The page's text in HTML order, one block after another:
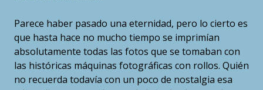
Parece haber pasado una eternidad, pero lo cierto es
que hasta hace no mucho tiempo se imprimían
absolutamente todas las fotos que se tomaban con
las históricas máquinas fotográficas con rollos. Quién
no recuerda todavía con un poco de nostalgia esa